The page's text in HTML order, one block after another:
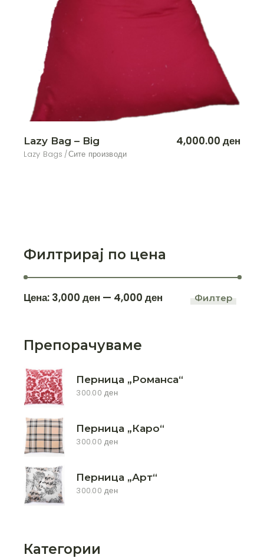
Lazy Bag – Big
Lazy Bags Сите производи
4,000.00 ден
Филтрирај по цена
Филтер
Цена: 3,000 ден — 4,000 ден
Препорачуваме
Перница „Романса“
300.00ден
Перница „Каро“
300.00ден
Перница „Арт“
300.00ден
Категории